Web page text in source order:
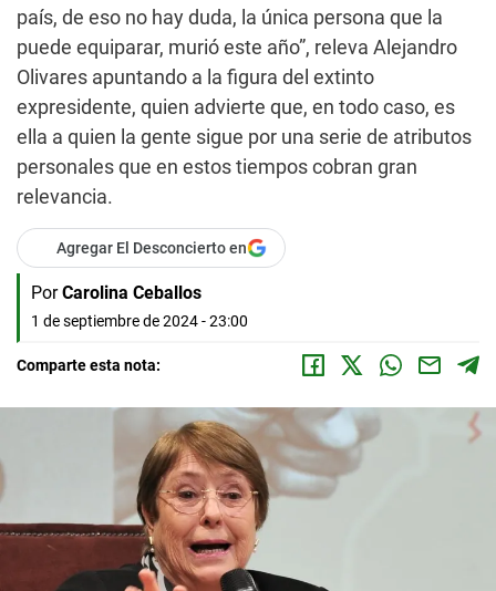
país, de eso no hay duda, la única persona que la
puede equiparar, murió este año”, releva Alejandro
Olivares apuntando a la figura del extinto
expresidente, quien advierte que, en todo caso, es
ella a quien la gente sigue por una serie de atributos
personales que en estos tiempos cobran gran
relevancia.
Agregar El Desconcierto en
Por Carolina Ceballos
1 de septiembre de 2024 - 23:00
Comparte esta nota: